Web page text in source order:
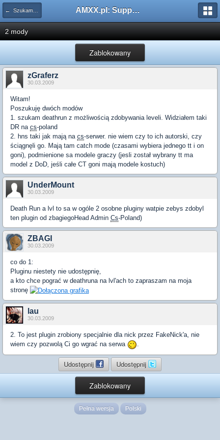
← Szukam pluginu AMXX.pl: Support AMX Mod X i SourceMod
2 mody
Zablokowany
zGraferz
30.03.2009
Witam!
Poszukuję dwóch modów
1. szukam deathrun z możliwością zdobywania leveli. Widziałem taki
DR na cs-poland
2. hns taki jak mają na cs-serwer. nie wiem czy to ich autorski, czy
ściągnęli go. Mają tam catch mode (czasami wybiera jednego tt i on
goni), podmienione sa modele graczy (jesli został wybrany tt ma
model z DoD, jeśli całe CT goni mają modele kostuch)
UnderMount
30.03.2009
Death Run a lvl to sa w ogóle 2 osobne pluginy watpie zebys zdobyl
ten plugin od zbagiegoHead Admin Cs-Poland)
ZBAGI
30.03.2009
co do 1:
Pluginu niestety nie udostępnię,
a kto chce pograć w deathruna na lvl'ach to zapraszam na moja
stronę
lau
30.03.2009
2. To jest plugin zrobiony specjalnie dla nick przez FakeNick'a, nie
wiem czy pozwolą Ci go wgrać na serwa
.
Udostępnij Udostępnij
Zablokowany
Pełna wersja Polski